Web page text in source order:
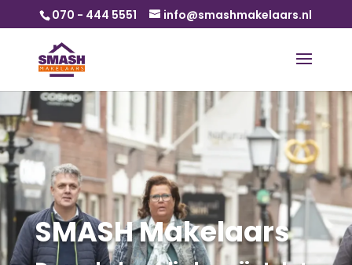
070 - 444 5551 info@smashmakelaars.nl
SMASH Makelaars